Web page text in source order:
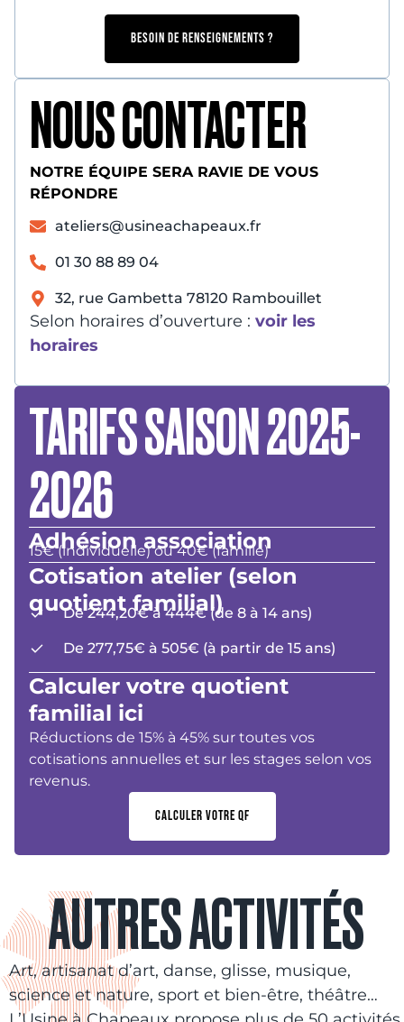
BESOIN DE RENSEIGNEMENTS ?
NOUS CONTACTER
NOTRE ÉQUIPE SERA RAVIE DE VOUS
RÉPONDRE
ateliers@usineachapeaux.fr
01 30 88 89 04
32, rue Gambetta 78120 Rambouillet
Selon horaires d’ouverture : voir les
horaires
TARIFS SAISON 2025-
2026
Adhésion association
15€ (individuelle) ou 40€ (famille)
Cotisation atelier (selon
quotient familial)
De 244,20€ à 444€ (de 8 à 14 ans)
De 277,75€ à 505€ (à partir de 15 ans)
Calculer votre quotient
familial ici
Réductions de 15% à 45% sur toutes vos
cotisations annuelles et sur les stages selon vos
revenus.
CALCULER VOTRE QF
AUTRES ACTIVITÉS
Art, artisanat d’art, danse, glisse, musique,
science et nature, sport et bien-être, théâtre…